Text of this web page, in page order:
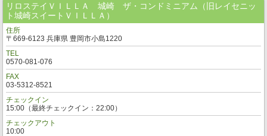
リロステイＶＩＬＬＡ 城崎 ザ・コンドミニアム（旧レイセニッ
ト城崎スイートＶＩＬＬＡ）
住所
〒669-6123 兵庫県 豊岡市小島1220
TEL
0570-081-076
FAX
03-5312-8521
チェックイン
15:00（最終チェックイン：22:00）
チェックアウト
10:00